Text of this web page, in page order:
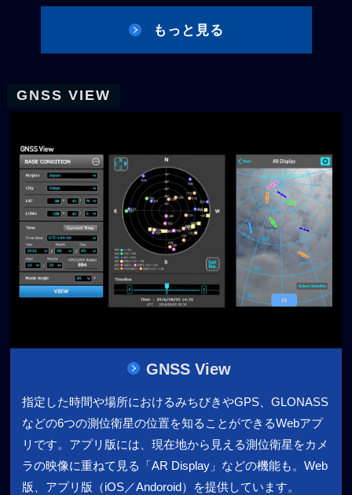
もっと見る
GNSS VIEW
GNSS View
指定した時間や場所におけるみちびきやGPS、GLONASS
などの6つの測位衛星の位置を知ることができるWebアプ
リです。アプリ版には、現在地から見える測位衛星をカメ
ラの映像に重ねて見る「AR Display」などの機能も。Web
版、アプリ版（iOS／Andoroid）を提供しています。